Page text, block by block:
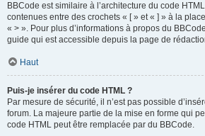
BBCode est similaire à l’architecture du code
contenues entre des crochets « [ » et « ] » à la
« > ». Pour plus d’informations à propos du
guide qui est accessible depuis la page de
Haut
Puis-je insérer du code HTML ?
Par mesure de sécurité, il n’est pas possible
forum. La majeure partie de la mise en forme qui
code HTML peut être remplacée par du BBCode.